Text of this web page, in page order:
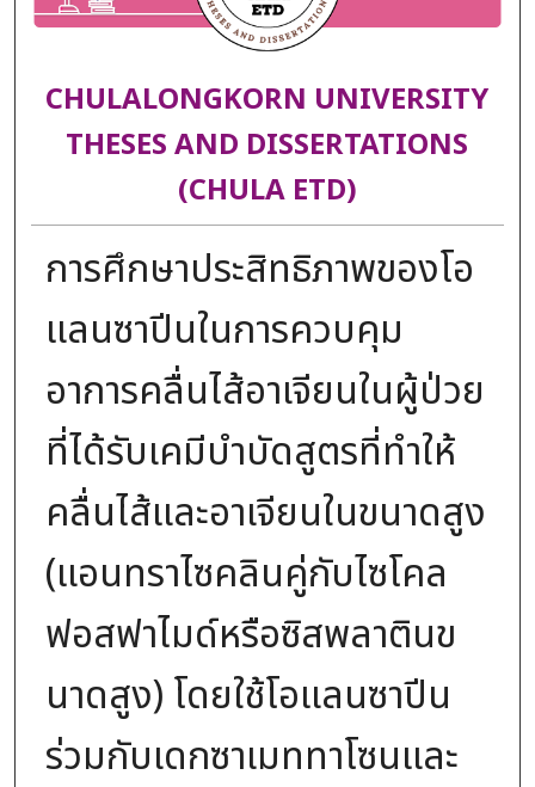
CHULALONGKORN UNIVERSITY
THESES AND DISSERTATIONS
(CHULA ETD)
การศึกษาประสิทธิภาพของโอ
แลนซาปีนในการควบคุม
อาการคลื่นไส้อาเจียนในผู้ป่วย
ที่ได้รับเคมีบำบัดสูตรที่ทำให้
คลื่นไส้และอาเจียนในขนาดสูง
(แอนทราไซคลินคู่กับไซโคล
ฟอสฟาไมด์หรือซิสพลาตินข
นาดสูง) โดยใช้โอแลนซาปีน
ร่วมกับเดกซาเมททาโซนและ